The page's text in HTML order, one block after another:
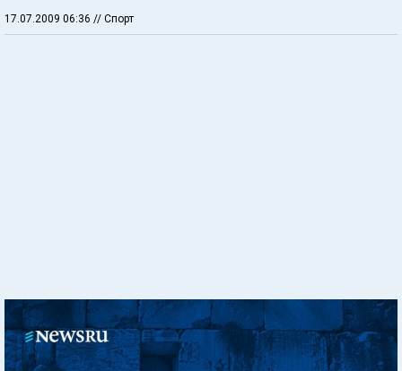
17.07.2009 06:36 // Спорт